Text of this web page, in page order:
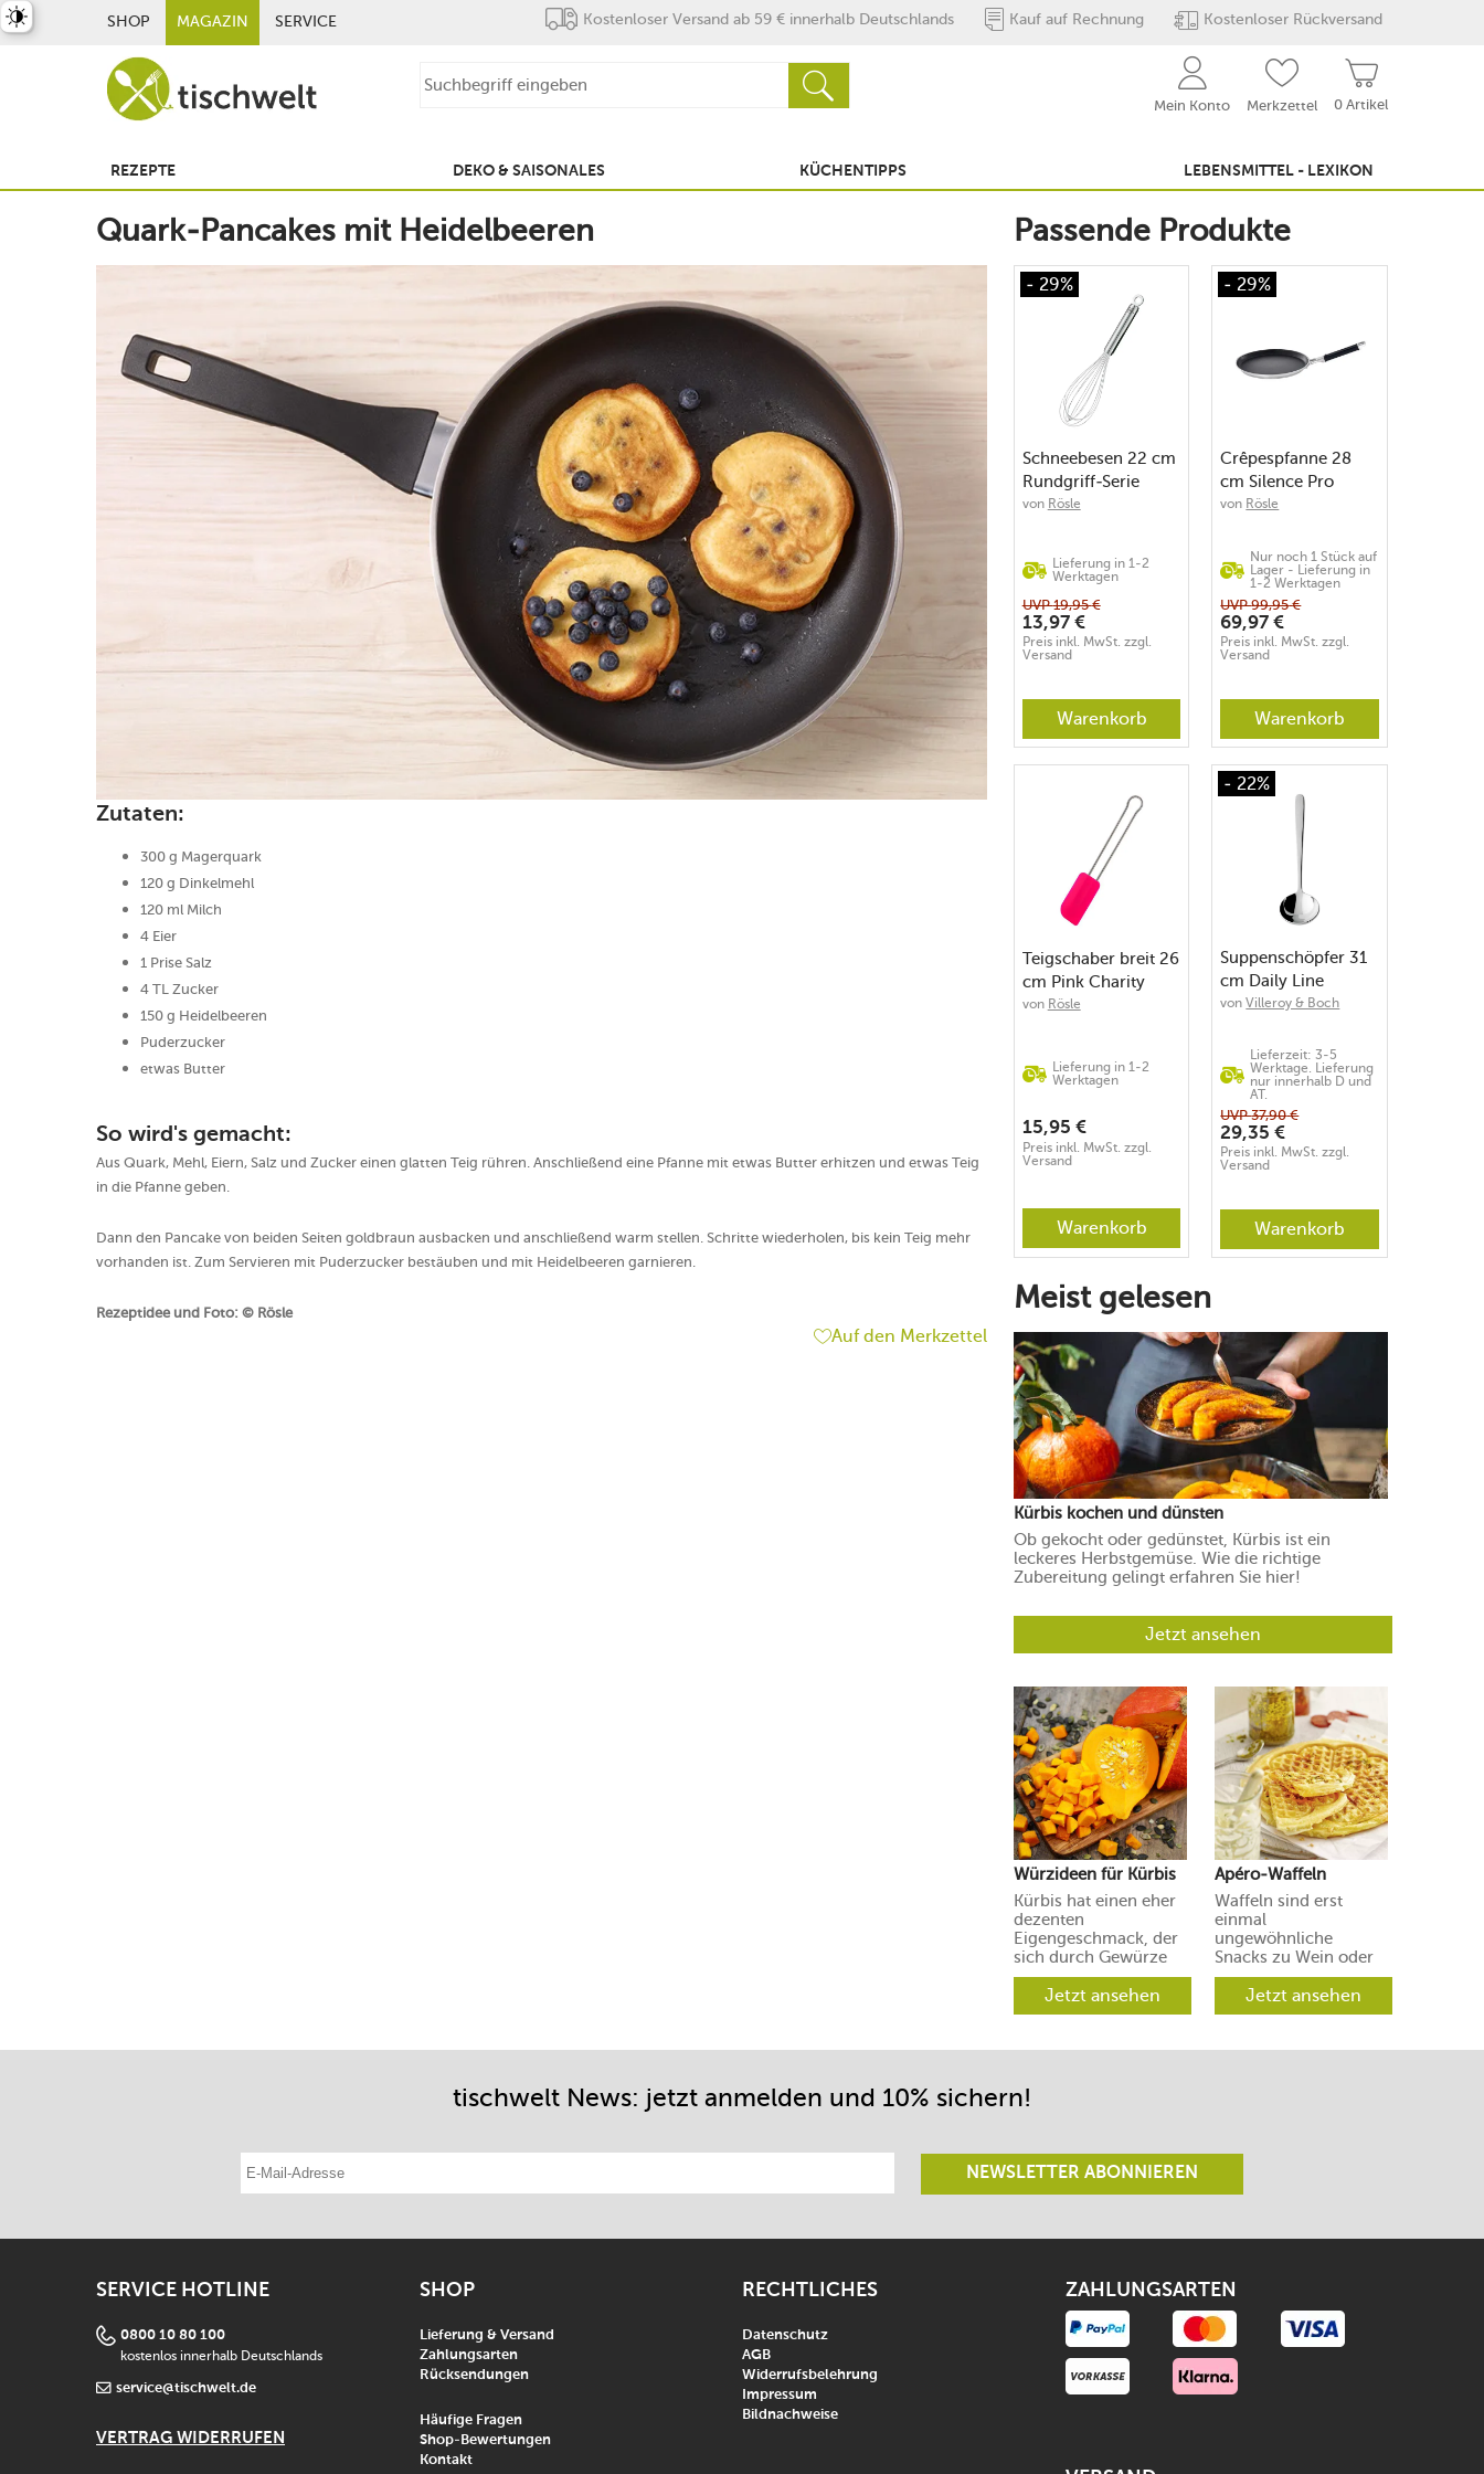
SHOP MAGAZIN SERVICE Kostenloser Versand ab 59 € innerhalb Deutschlands Kauf auf Rechnung Kostenloser Rückversand
0 Artikel
Mein Konto Merkzettel
REZEPTE DEKO & SAISONALES KÜCHENTIPPS LEBENSMITTEL - LEXIKON
Quark-Pancakes mit Heidelbeeren
Zutaten:
300 g Magerquark
120 g Dinkelmehl
120 ml Milch
4 Eier
1 Prise Salz
4 TL Zucker
150 g Heidelbeeren
Puderzucker
etwas Butter
So wird's gemacht:
Aus Quark, Mehl, Eiern, Salz und Zucker einen glatten Teig rühren. Anschließend eine Pfanne mit etwas Butter erhitzen und etwas Teig
in die Pfanne geben.
Dann den Pancake von beiden Seiten goldbraun ausbacken und anschließend warm stellen. Schritte wiederholen, bis kein Teig mehr
vorhanden ist. Zum Servieren mit Puderzucker bestäuben und mit Heidelbeeren garnieren.
Rezeptidee und Foto: © Rösle
Auf den Merkzettel
Passende Produkte
- 29%
Schneebesen 22 cm
Rundgriff-Serie
Edelstahl
von Rösle
Lieferung in 1-2
Werktagen
UVP19,95 €
13,97 €
Preis inkl. MwSt. zzgl.
Versand
Warenkorb
- 29%
Crêpespfanne 28
cm Silence Pro
ProResist
von Rösle
Nur noch 1 Stück auf
Lager - Lieferung in
1-2 Werktagen
UVP99,95 €
69,97 €
Preis inkl. MwSt. zzgl.
Versand
Warenkorb
Teigschaber breit 26
cm Pink Charity
Edition pink
von Rösle
Lieferung in 1-2
Werktagen
15,95 €
Preis inkl. MwSt. zzgl.
Versand
Warenkorb
- 22%
Suppenschöpfer 31
cm Daily Line
Edelstahl
vonVilleroy & Boch
Lieferzeit: 3-5
Werktage. Lieferung
nur innerhalb D und
AT.
UVP37,90 €
29,35 €
Preis inkl. MwSt. zzgl.
Versand
Warenkorb
Meist gelesen
Kürbis kochen und dünsten
Ob gekocht oder gedünstet, Kürbis ist ein
leckeres Herbstgemüse. Wie die richtige
Zubereitung gelingt erfahren Sie hier!
Jetzt ansehen
Würzideen für Kürbis
Kürbis hat einen eher
dezenten
Eigengeschmack, der
sich durch Gewürze
und Aromen leicht in
verschiedene
Richtungen lenken
Jetzt ansehen
Apéro-Waffeln
Waffeln sind erst
einmal
ungewöhnliche
Snacks zu Wein oder
Prosecco. Ihre Gäste
werden aber
begeistert sein.
Jetzt ansehen
tischwelt News: jetzt anmelden und 10% sichern!
NEWSLETTER ABONNIEREN
SERVICE HOTLINE
0800 10 80 100
kostenlos innerhalb Deutschlands
service@tischwelt.de
VERTRAG WIDERRUFEN
SHOP
Lieferung & Versand
Zahlungsarten
Rücksendungen
Häufige Fragen
Shop-Bewertungen
Kontakt
RECHTLICHES
Datenschutz
AGB
Widerrufsbelehrung
Impressum
Bildnachweise
ZAHLUNGSARTEN
umschalten